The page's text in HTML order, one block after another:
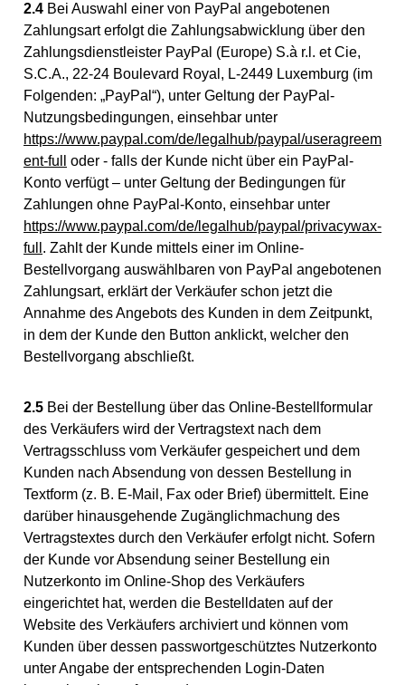
2.4 Bei Auswahl einer von PayPal angebotenen
Zahlungsart erfolgt die Zahlungsabwicklung über den
Zahlungsdienstleister PayPal (Europe) S.à r.l. et Cie,
S.C.A., 22-24 Boulevard Royal, L-2449 Luxemburg (im
Folgenden: „PayPal“), unter Geltung der PayPal-
Nutzungsbedingungen, einsehbar unter
https://www.paypal.com/de/legalhub/paypal/useragreem
ent-full
oder - falls der Kunde nicht über ein PayPal-
Konto verfügt – unter Geltung der Bedingungen für
Zahlungen ohne PayPal-Konto, einsehbar unter
https://www.paypal.com/de/legalhub/paypal/privacywax-
full . Zahlt der Kunde mittels einer im Online-
Bestellvorgang auswählbaren von PayPal angebotenen
Zahlungsart, erklärt der Verkäufer schon jetzt die
Annahme des Angebots des Kunden in dem Zeitpunkt,
in dem der Kunde den Button anklickt, welcher den
Bestellvorgang abschließt.
2.5 Bei der Bestellung über das Online-Bestellformular
des Verkäufers wird der Vertragstext nach dem
Vertragsschluss vom Verkäufer gespeichert und dem
Kunden nach Absendung von dessen Bestellung in
Textform (z. B. E-Mail, Fax oder Brief) übermittelt. Eine
darüber hinausgehende Zugänglichmachung des
Vertragstextes durch den Verkäufer erfolgt nicht. Sofern
der Kunde vor Absendung seiner Bestellung ein
Nutzerkonto im Online-Shop des Verkäufers
eingerichtet hat, werden die Bestelldaten auf der
Website des Verkäufers archiviert und können vom
Kunden über dessen passwortgeschütztes Nutzerkonto
unter Angabe der entsprechenden Login-Daten